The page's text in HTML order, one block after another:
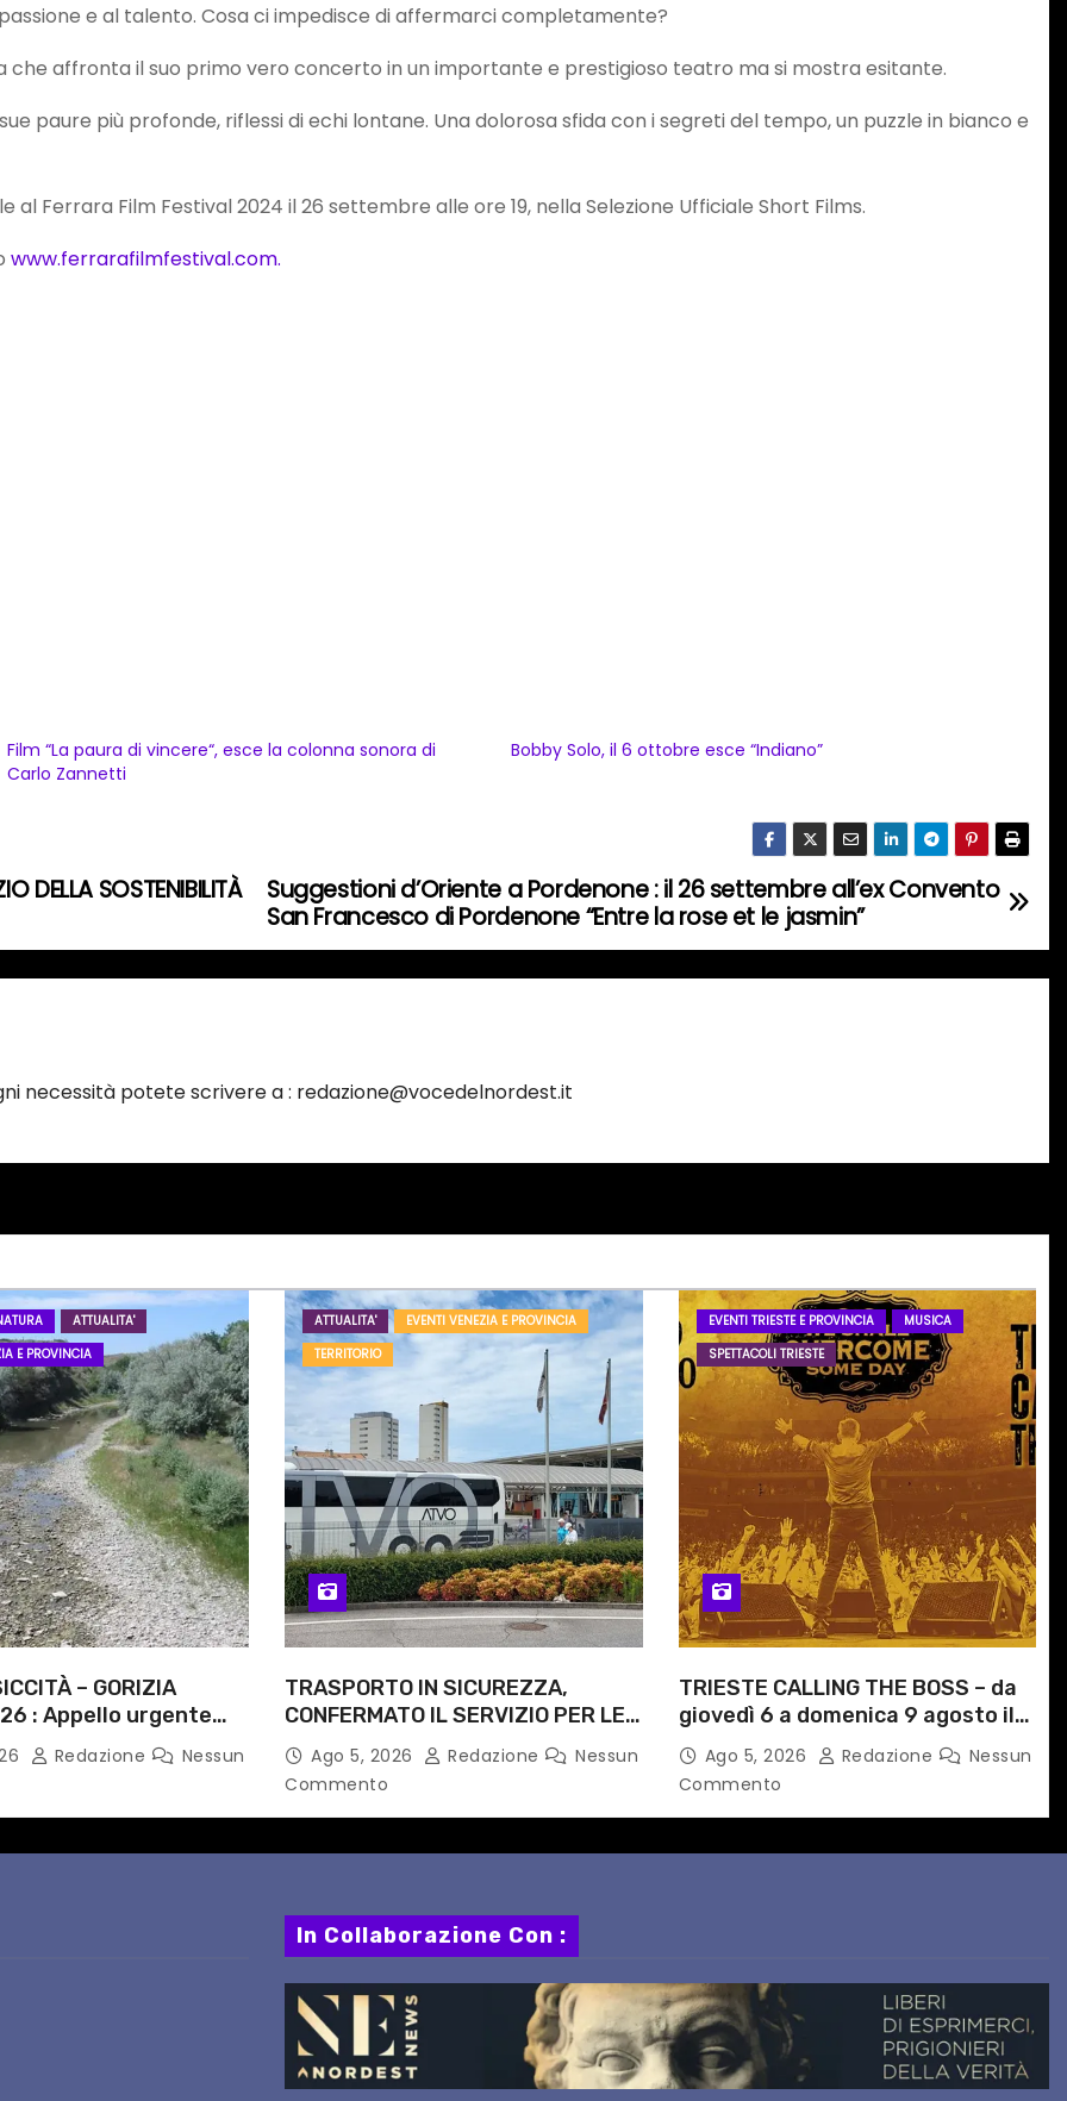
e al talento. Cosa ci impedisce di affermarci completamente?
che affronta il suo primo vero concerto in un importante e prestigioso teatro ma si mostra esitante.
paure più profonde, riflessi di echi lontane. Una dolorosa sfida con i segreti del tempo, un puzzle in bianco e
Ferrara Film Festival 2024 il 26 settembre alle ore 19, nella Selezione Ufficiale Short Films.
www.ferrarafilmfestival.com.
Film “La paura di vincere“, esce la colonna sonora di
Carlo Zannetti
Bobby Solo, il 6 ottobre esce “Indiano”
Suggestioni d’Oriente a Pordenone : il 26 settembre all’ex Convento
San Francesco di Pordenone “Entre la rose et le jasmin”
DELLA SOSTENIBILITÀ
necessità potete scrivere a : redazione@vocedelnordest.it
ATTUALITA'
E PROVINCIA
– GORIZIA
: Appello urgente
competenti
Redazione
Nessun
ATTUALITA'
EVENTI VENEZIA E PROVINCIA
TERRITORIO
TRASPORTO IN SICUREZZA,
CONFERMATO IL SERVIZIO PER LE
NOTTI DI AGOSTO: DEFINITI
PERCORSI, FERMATE E ORARIO
Ago 5, 2026 Redazione
Nessun
Commento
EVENTI TRIESTE E PROVINCIA
MUSICA
SPETTACOLI TRIESTE
TRIESTE CALLING THE BOSS – da
giovedì 6 a domenica 9 agosto il
festival triestino dedicato a
Springsteen
Ago 5, 2026 Redazione
Nessun
Commento
In Collaborazione Con :